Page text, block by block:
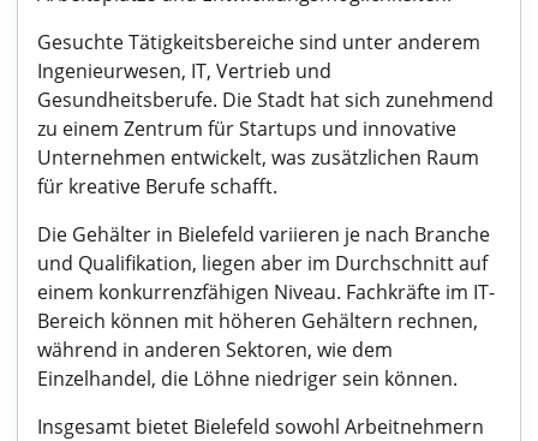
Gesuchte Tätigkeitsbereiche sind unter anderem
Ingenieurwesen, IT, Vertrieb und
Gesundheitsberufe. Die Stadt hat sich zunehmend
zu einem Zentrum für Startups und innovative
Unternehmen entwickelt, was zusätzlichen Raum
für kreative Berufe schafft.
Die Gehälter in Bielefeld variieren je nach Branche
und Qualifikation, liegen aber im Durchschnitt auf
einem konkurrenzfähigen Niveau. Fachkräfte im IT-
Bereich können mit höheren Gehältern rechnen,
während in anderen Sektoren, wie dem
Einzelhandel, die Löhne niedriger sein können.
Insgesamt bietet Bielefeld sowohl Arbeitnehmern